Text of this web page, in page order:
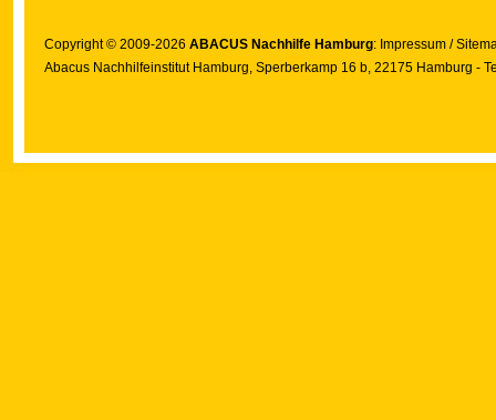
Copyright © 2009-2026 ABACUS Nachhilfe Hamburg: Impressum /
Abacus Nachhilfeinstitut Hamburg, Sperberkamp 16 b, 22175 Hamburg -